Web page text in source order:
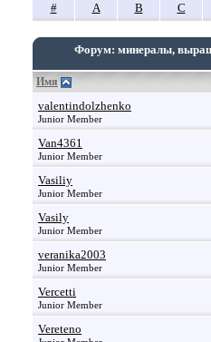
# A B C
Форум: минералы,
Имя
valentindolzhenko
Junior Member
Van4361
Junior Member
Vasiliy
Junior Member
Vasily
Junior Member
veranika2003
Junior Member
Vercetti
Junior Member
Vereteno